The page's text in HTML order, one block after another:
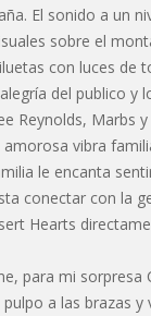
El sonido a un
sobre el
con luces de
del publico y
Reynolds, Marbs
vibra
le encanta
conectar con la
Hearts
para mi sorpresa
a las brazas